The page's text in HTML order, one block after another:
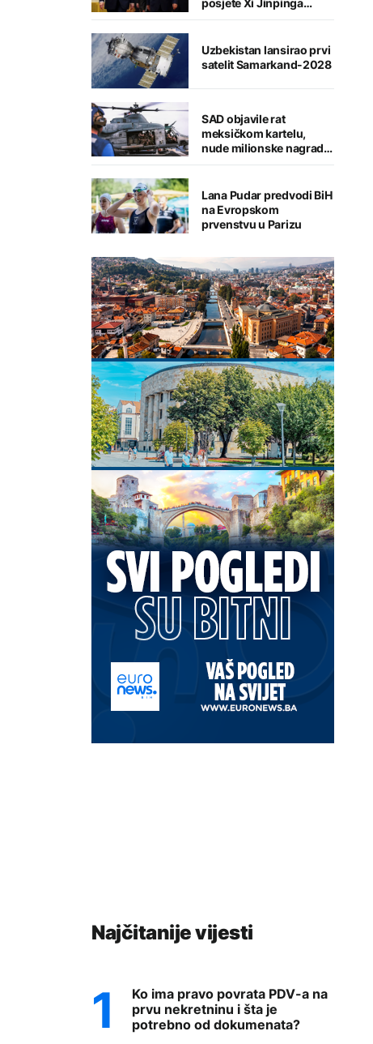
Washingtonu
Uzbekistan lansirao prvi
satelit Samarkand-2028
SAD objavile rat
meksičkom kartelu,
nude milionske nagrade
za informacije
Lana Pudar predvodi BiH
na Evropskom
prvenstvu u Parizu
Najčitanije vijesti
Ko ima pravo povrata PDV-a na
prvu nekretninu i šta je
potrebno od dokumenata?